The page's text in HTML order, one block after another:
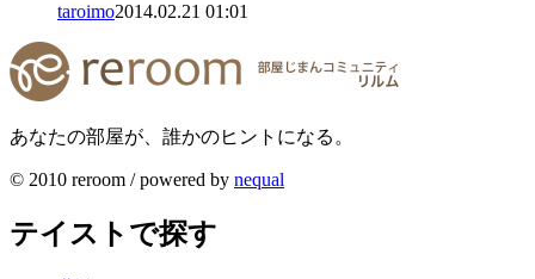
taroimo2014.02.21 01:01
あなたの部屋が、誰かのヒントになる。
© 2010 reroom / powered by nequal
テイストで探す